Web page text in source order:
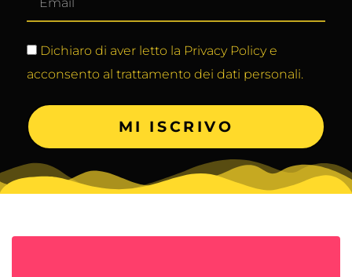
Dichiaro di aver letto la Privacy Policy e
acconsento al trattamento dei dati personali.
MI ISCRIVO